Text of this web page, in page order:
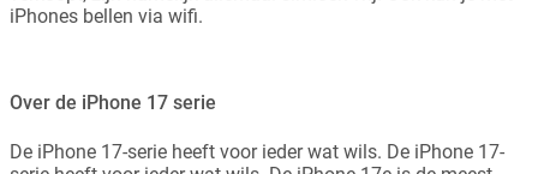
iPhones bellen via wifi.
Over de iPhone 17 serie
De iPhone 17-serie heeft voor ieder wat wils. De iPhone 17-